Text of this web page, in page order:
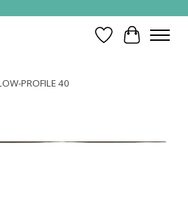
Verlanglijst
PROFILE 40
slideshow Items